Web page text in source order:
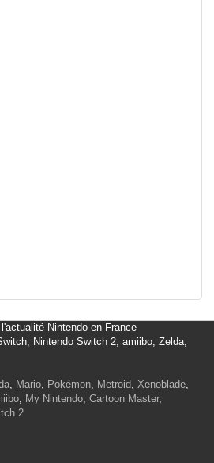
Nintendo en France
Nintendo Switch 2, amiibo, Zelda,
, Mario, Pokémon, Metroid, Xenoblade,
, My Nintendo, Cartoon Master,
2